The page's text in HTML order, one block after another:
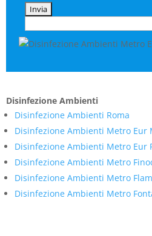
Disinfezione Ambienti
Disinfezione Ambienti Roma
Disinfezione Ambienti Metro Eur
Disinfezione Ambienti Metro Eur
Disinfezione Ambienti Metro
Disinfezione Ambienti Metro
Disinfezione Ambienti Metro